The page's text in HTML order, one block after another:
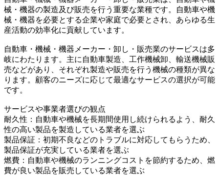
械・機器の製造及び販売を行う重要な業種です。自動車や機
械・機器を必要とする企業や家庭で必要とされ、あらゆる生
産活動の効率化に貢献しています。
自動車・機械・機器メーカー・卸し・販売業のサービスは多
岐にわたります。主に自動車製造、工作機械卸、輸送機械販
売などがあり、それぞれ製造や販売を行う機械の種類が異な
ります。顧客のニーズに応じて最適なサービスの選択が可能
です。
サービスや事業者選びの観点
耐久性：自動車や機械を長期間使用し続けられるよう、耐久
性の高い製品を製造している業者を選ぶ
製品保証：初期不良などのトラブルに対応してもらうため、
製品保証が充実している業者を選ぶ
燃費：自動車や機械のランニングコストを節約するため、燃
費が良い製品を販売している業者を選ぶ